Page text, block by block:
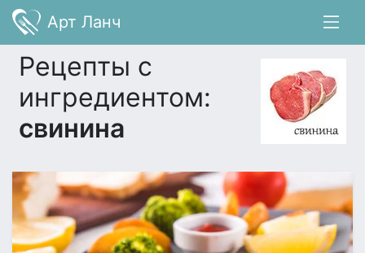
Арт Ланч
Рецепты с
ингредиентом:
свинина